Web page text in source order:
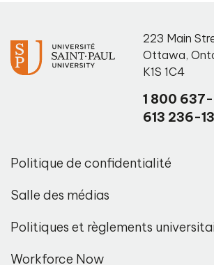
223 Main
Ottawa,
K1S 1C4
1 800
613 236-
Politique de confidentialité
Salle des médias
Politiques et règlements
Workforce Now